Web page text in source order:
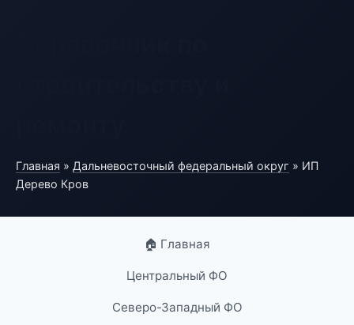
Главная » Дальневосточный федеральный округ » ИП
Дерево Кров
🏠 Главная
Центральный ФО
Северо-Западный ФО